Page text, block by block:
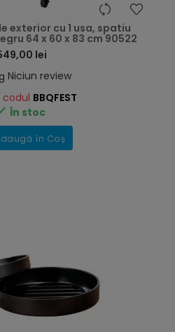
exterior cu 1 usa, spatiu
64 x 60 x 83 cm 90522
lei
Niciun review
codul BBQFEST
În stoc
în Coș